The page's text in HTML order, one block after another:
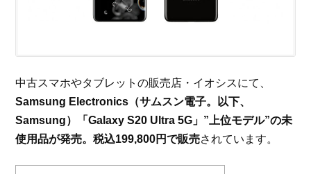
中古スマホやタブレットの販売店・イオシスにて、
Samsung Electronics（サムスン電子。以下、
Samsung）「Galaxy S20 Ultra 5G」”上位モデル”の未
使用品が発売。税込199,800円で販売されています。